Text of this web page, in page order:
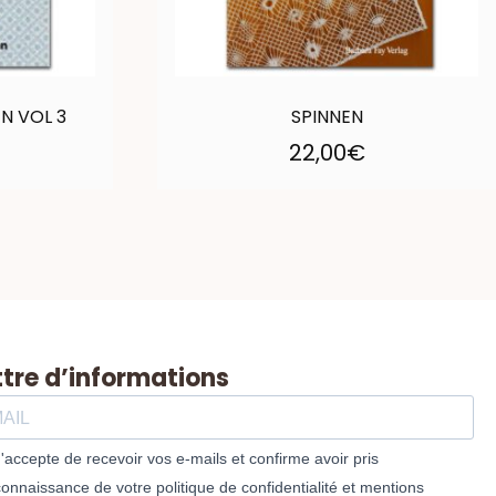
VOL 3 SPINNEN
22,00€
d’informations
de recevoir vos e-mails et confirme avoir pris
de votre politique de confidentialité et mentions